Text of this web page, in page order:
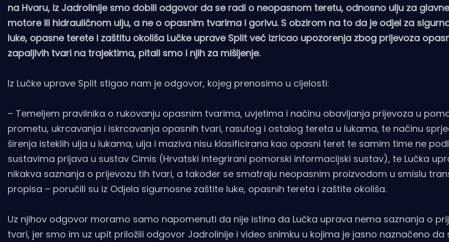
na Hvaru, iz Jadrolinije smo dobili odgovor da se radi o neopasnom teretu, odnosno ulju za
motore ili hidrauličnom ulju, a ne o opasnim tvarima i gorivu. S obzirom na to da je odjel za
luke, opasne terete i zaštitu okoliša Lučke uprave Split već izricao upozorenja zbog prijevoza
zapaljivih tvari na trajektima, pitali smo i njih za mišljenje.
Iz Lučke uprave Split stigao nam je odgovor, kojeg prenosimo u cijelosti:
– Temeljem pravilnika o rukovanju opasnim tvarima, uvjetima i načinu obavljanja prijevoza u
prometu, ukrcavanja i iskrcavanja opasnih tvari, rasutog i ostalog tereta u lukama, te načinu
širenja isteklih ulja u lukama, ulja i maziva nisu klasificirana kao opasni teret te samim time ne
sustavima prijava u sustav Cimis (Hrvatski integrirani pomorski informacijski sustav), te Lučka
nikakva saznanja o prijevozu tih tvari, a također se smatraju neopasnim proizvodom u smislu
propisa – poručili su iz Odjela sigurnosne zaštite luke, opasnih tereta i zaštite okoliša.
Uz njihov odgovor moramo samo napomenuti da nije istina da Lučka uprava nema saznanja o
tvari, jer smo im uz upit priložili odgovor Jadrolinije i video snimku u kojima je jasno naznačeno da